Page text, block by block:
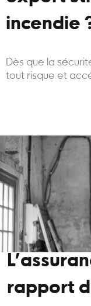
incendie
Dès que la
tout risque et
rapport